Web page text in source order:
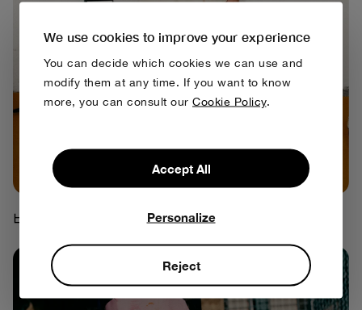
We use cookies to improve your experience
You can decide which cookies we can use and
modify them at any time. If you want to know
more, you can consult our Cookie Policy.
Accept All
Personalize
Reject
바지